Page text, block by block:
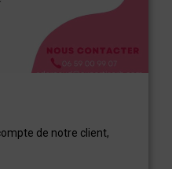
de notre client,